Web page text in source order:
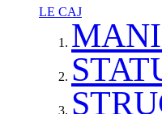
LE CAJ